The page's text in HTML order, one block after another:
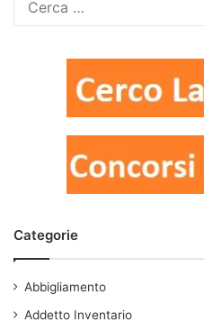
Categorie
Abbigliamento
Addetto Inventario